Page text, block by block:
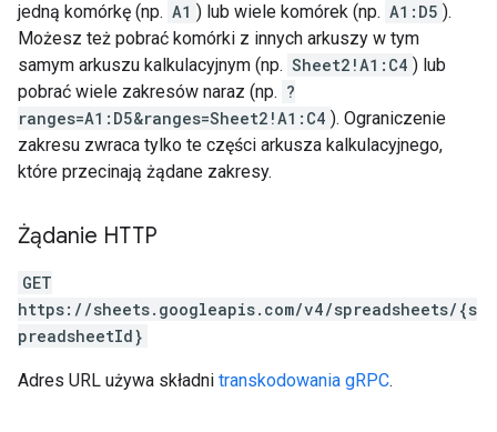
jedną komórkę (np. A1 ) lub wiele komórek (np. A1:D5 ).
Możesz też pobrać komórki z innych arkuszy w tym
samym arkuszu kalkulacyjnym (np. Sheet2!A1:C4 ) lub
pobrać wiele zakresów naraz (np. ?
ranges=A1:D5&ranges=Sheet2!A1:C4 ). Ograniczenie
zakresu zwraca tylko te części arkusza kalkulacyjnego,
które przecinają żądane zakresy.
Żądanie HTTP
GET
https://sheets.googleapis.com/v4/spreadsheets/{s
preadsheetId}
Adres URL używa składni transkodowania gRPC.